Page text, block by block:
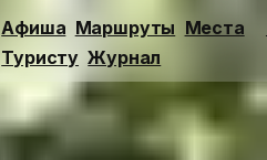
Афиша Маршруты Места
Туристу Журнал